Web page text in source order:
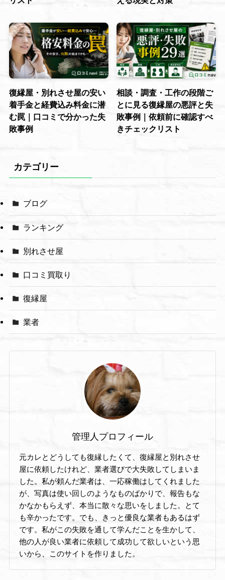
復縁屋・別れさせ屋の安い
着手金と経費込み料金に潜
む罠｜口コミで分かった失
敗事例
相談・調査・工作の段階ご
とに見る復縁屋の悪評と失
敗事例｜依頼前に確認すべ
きチェックリスト
カテゴリー
ブログ
ランキング
別れさせ屋
口コミ買取り
復縁屋
業者
管理人プロフィール
元カレとどうしても復縁したくて、復縁屋と別れさせ
屋に依頼したけれど、業者選びで大失敗してしまいま
した。私が頼んだ業者は、一応稼働はしてくれました
が、写真は使い回しのようなものばかりで、報告もな
かなかもらえず、本当に散々な思いをしました。とて
も辛かったです。でも、きっと優良な業者もあるはず
です。私がこの失敗を通して学んだことを生かして、
他の人が良い業者に依頼して成功して欲しいという思
いから、このサイトを作りました。